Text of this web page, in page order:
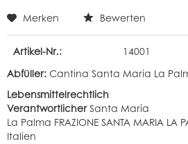
Merken Bewerten
Artikel-Nr.:
14001
Abfüller: Cantina Santa Maria La
Lebensmittelrechtlich
VerantwortlicherSanta Maria
La Palma FRAZIONE SANTA MARIA LA
Italien